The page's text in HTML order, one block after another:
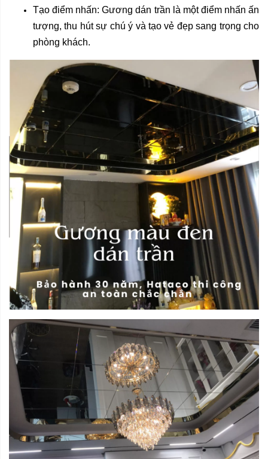
Tạo điểm nhấn: Gương dán trần là một điểm nhấn ấn
tượng, thu hút sự chú ý và tạo vẻ đẹp sang trọng cho
phòng khách.